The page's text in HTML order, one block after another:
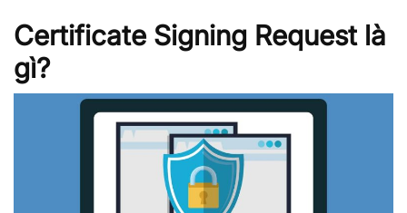
Certificate Signing Request là
gì?